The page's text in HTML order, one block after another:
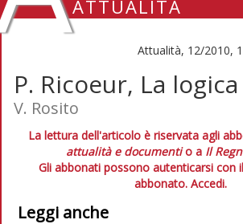
ATTUALITÀ
Attualità, 12/2010,
P. Ricoeur, La
V. Rosito
La lettura dell'articolo è riservata agli
attualità e documentio a Il
Gli abbonati possono autenticarsi con
abbonato. Accedi.
Leggi anche